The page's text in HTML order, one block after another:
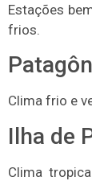
Estações
frios.
Clima frio e
Ilha de
Clima